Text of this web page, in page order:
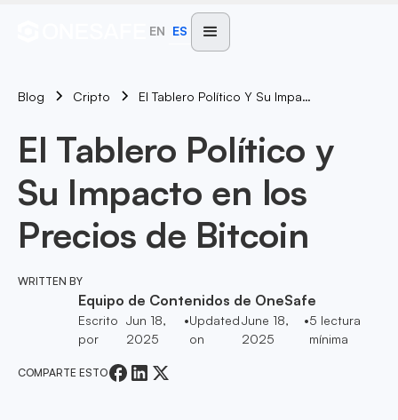
EN ES
Blog Cripto El Tablero Político Y Su Impacto En Los Precios De Bitcoin
El Tablero Político y
Su Impacto en los
Precios de Bitcoin
WRITTEN BY
Equipo de Contenidos de OneSafe
Escrito
por
Jun 18,
2025
•Updated
on
June 18,
2025
•5 lectura
mínima
COMPARTE ESTO